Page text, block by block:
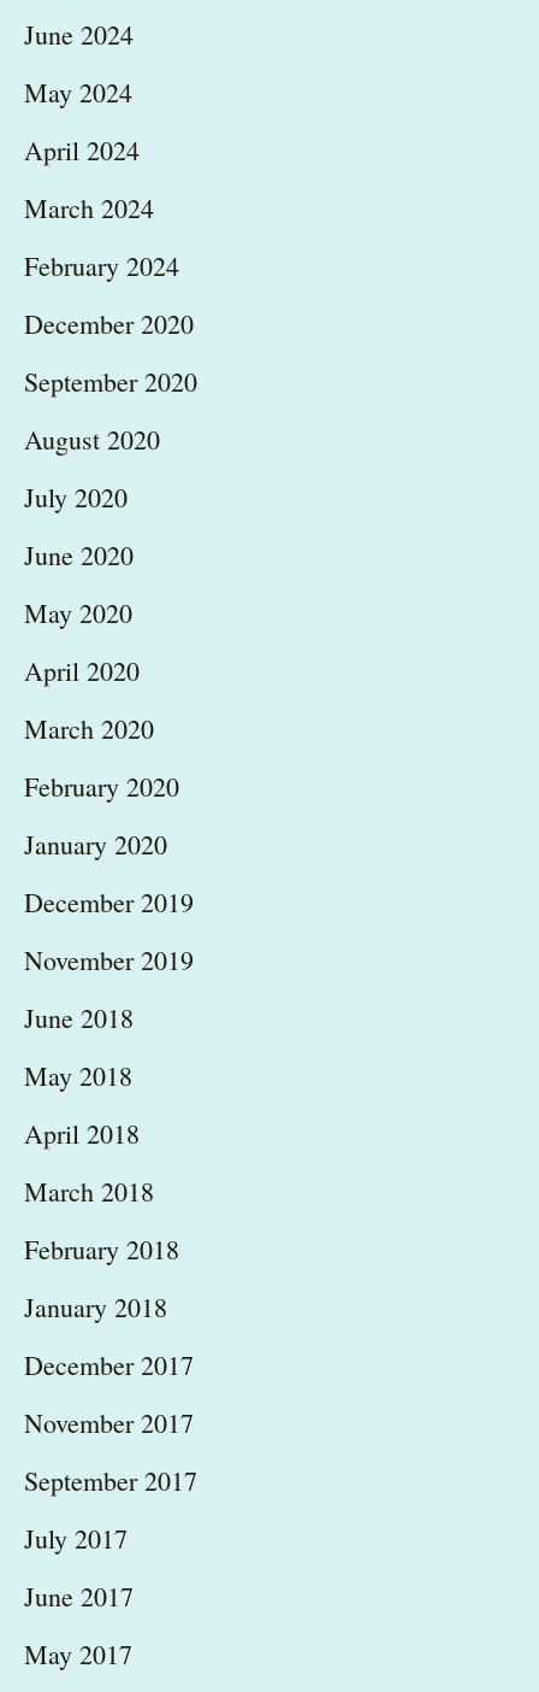
June 2024
May 2024
April 2024
March 2024
February 2024
December 2020
September 2020
August 2020
July 2020
June 2020
May 2020
April 2020
March 2020
February 2020
January 2020
December 2019
November 2019
June 2018
May 2018
April 2018
March 2018
February 2018
January 2018
December 2017
November 2017
September 2017
July 2017
June 2017
May 2017